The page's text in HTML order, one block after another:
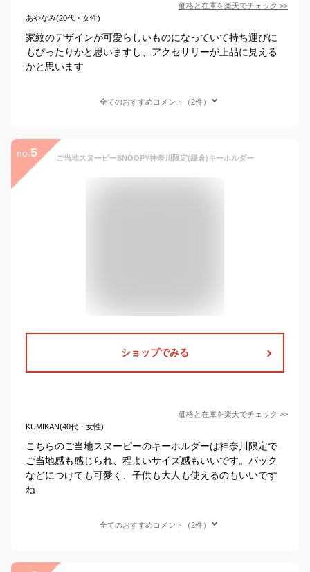
価格と在庫を楽天でチェック >>
あやなみ(20代・女性)
家紋のデザインが可愛らしいものになっていて持ち運びに
もぴったりかと思いますし、アクセサリーが上品に見える
かと思います
全てのおすすめコメント（2件）
no. 5 ご当地スヌーピーSNOOPY神奈川限定(鎌倉)キーホルダー
ショップでみる
価格と在庫を楽天でチェック >>
KUMIKAN(40代・女性)
こちらのご当地スヌーピーのキーホルダーは神奈川限定で
ご当地感も感じられ、程よいサイズ感もいいです。バック
などにつけても可愛く、子供も大人も使えるのもいいです
ね
全てのおすすめコメント（2件）